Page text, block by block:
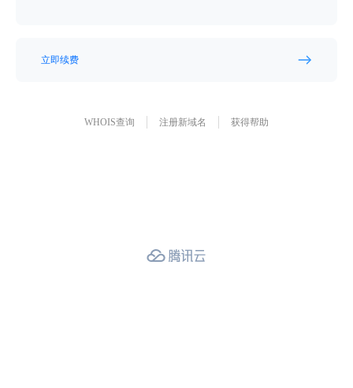
立即续费
WHOIS查询 注册新域名 获得帮助